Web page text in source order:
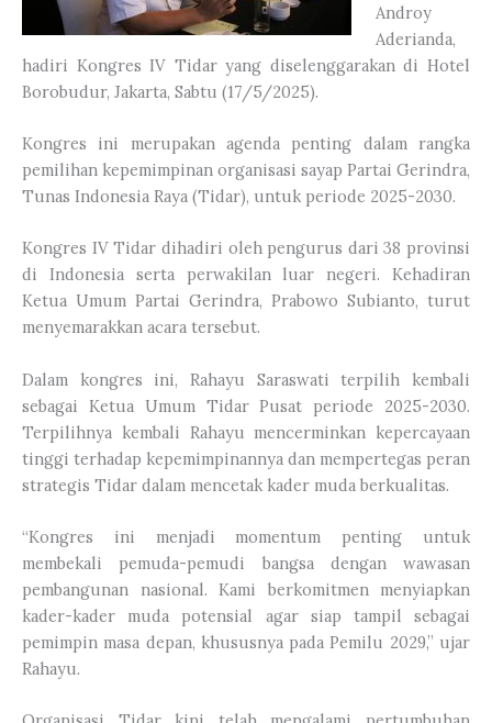
Androy
Aderianda,
hadiri Kongres IV Tidar yang diselenggarakan di Hotel
Borobudur, Jakarta, Sabtu (17/5/2025).
Kongres ini merupakan agenda penting dalam rangka
pemilihan kepemimpinan organisasi sayap Partai Gerindra,
Tunas Indonesia Raya (Tidar), untuk periode 2025-2030.
Kongres IV Tidar dihadiri oleh pengurus dari 38 provinsi
di Indonesia serta perwakilan luar negeri. Kehadiran
Ketua Umum Partai Gerindra, Prabowo Subianto, turut
menyemarakkan acara tersebut.
Dalam kongres ini, Rahayu Saraswati terpilih kembali
sebagai Ketua Umum Tidar Pusat periode 2025-2030.
Terpilihnya kembali Rahayu mencerminkan kepercayaan
tinggi terhadap kepemimpinannya dan mempertegas peran
strategis Tidar dalam mencetak kader muda berkualitas.
“Kongres ini menjadi momentum penting untuk
membekali pemuda-pemudi bangsa dengan wawasan
pembangunan nasional. Kami berkomitmen menyiapkan
kader-kader muda potensial agar siap tampil sebagai
pemimpin masa depan, khususnya pada Pemilu 2029,” ujar
Rahayu.